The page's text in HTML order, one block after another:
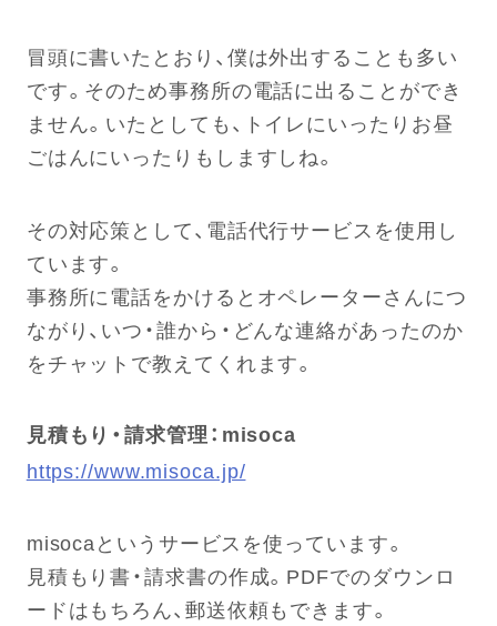
冒頭に書いたとおり、僕は外出することも多い
です。そのため事務所の電話に出ることができ
ません。いたとしても、トイレにいったりお昼
ごはんにいったりもしますしね。
その対応策として、電話代行サービスを使用し
ています。
事務所に電話をかけるとオペレーターさんにつ
ながり、いつ・誰から・どんな連絡があったのか
をチャットで教えてくれます。
見積もり・請求管理：misoca
https://www.misoca.jp/
misocaというサービスを使っています。
見積もり書・請求書の作成。PDFでのダウンロ
ードはもちろん、郵送依頼もできます。